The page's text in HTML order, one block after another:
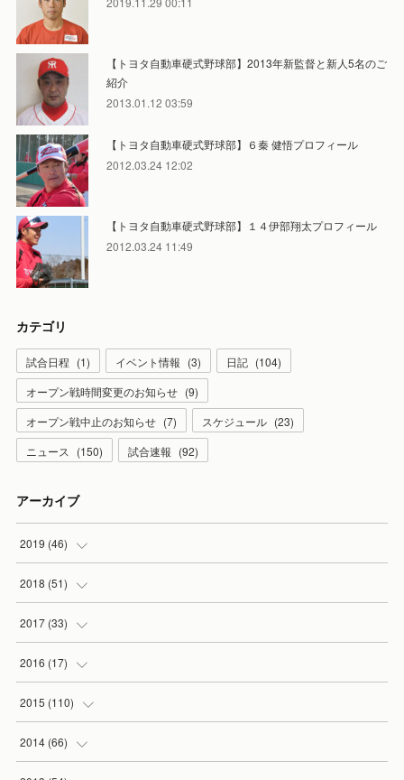
【トヨタ自動車硬式野球部】2013年新監督と新人5名のご
紹介
2013.01.12 03:59
【トヨタ自動車硬式野球部】６秦 健悟プロフィール
2012.03.24 12:02
【トヨタ自動車硬式野球部】１４伊部翔太プロフィール
2012.03.24 11:49
カテゴリ
試合日程 (1) イベント情報 (3) 日記 (104)
オープン戦時間変更のお知らせ (9)
オープン戦中止のお知らせ (7) スケジュール (23)
ニュース
(150) 試合速報 (92)
アーカイブ
2019 (46)
(7
(2
(2
(3)
2018 (51)
(3
(3
(5)
(5
2017 (33)
(3
(2)
(3
(4
2016 (17)
(1)
(1
(1
2015 (110)
(5
2014 (66)